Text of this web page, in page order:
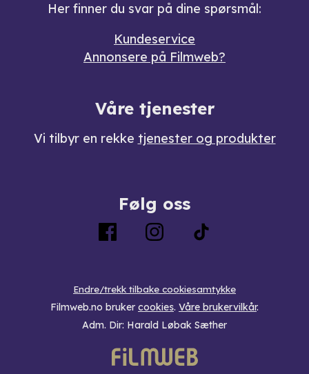
Her finner du svar på dine spørsmål:
Kundeservice
Annonsere på Filmweb?
Våre tjenester
Vi tilbyr en rekke tjenester og produkter
Følg oss
Endre/trekk tilbake cookiesamtykke
Filmweb.no bruker cookies. Våre brukervilkår.
Adm. Dir: Harald Løbak Sæther